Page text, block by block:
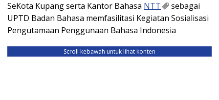
SeKota Kupang serta Kantor Bahasa NTT
sebagai
UPTD Badan Bahasa memfasilitasi Kegiatan Sosialisasi
Pengutamaan Penggunaan Bahasa Indonesia
Scroll kebawah untuk lihat konten